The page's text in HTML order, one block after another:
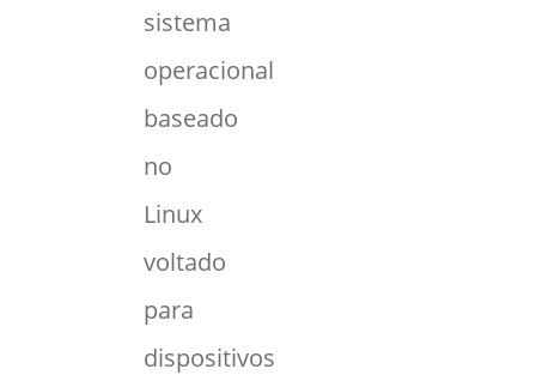
sistema
operacional
baseado
no
Linux
voltado
para
dispositivos